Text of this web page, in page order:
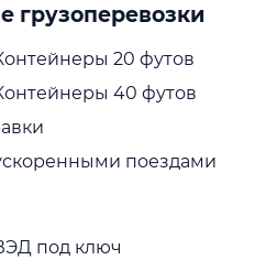
20 футов
40 футов
поездами
под ключ